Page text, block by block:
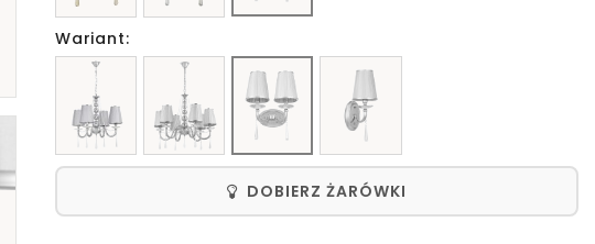
Wariant:
DOBIERZ ŻARÓWKI